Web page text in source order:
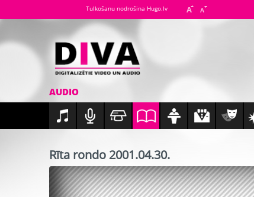
Tulkošanu nodrošina Hugo.lv
AUDIO
Rīta rondo 2001.04.30.